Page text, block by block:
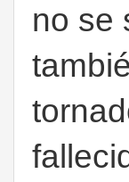
no se